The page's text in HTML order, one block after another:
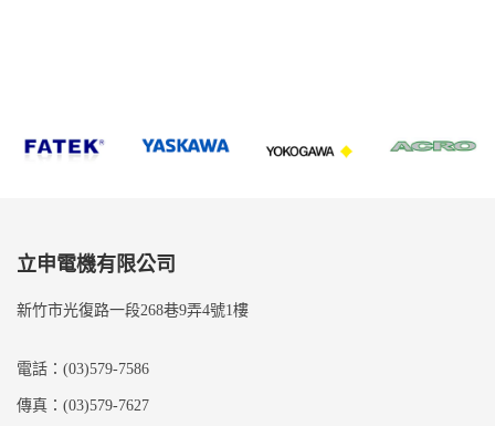
立申電機有限公司
新竹市光復路一段268巷9弄4號1樓
電話：(03)579-7586
傳真：(03)579-7627